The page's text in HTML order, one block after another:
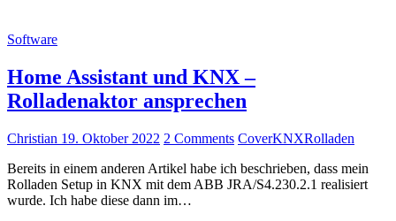
Software
Home Assistant und KNX –
Rolladenaktor ansprechen
Christian 19. Oktober 2022 2 Comments CoverKNXRolladen
Bereits in einem anderen Artikel habe ich beschrieben, dass mein
Rolladen Setup in KNX mit dem ABB JRA/S4.230.2.1 realisiert
wurde. Ich habe diese dann im…